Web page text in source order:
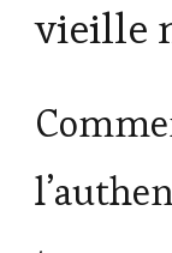
vieille